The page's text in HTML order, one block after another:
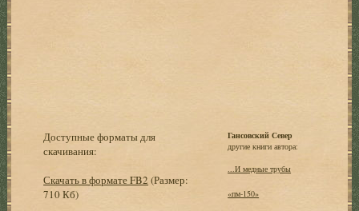
Доступные форматы для
скачивания:
Скачать в формате FB2 (Размер:
710 Кб)
Гансовский Север
другие книги автора:
...И медные трубы
«пм-150»